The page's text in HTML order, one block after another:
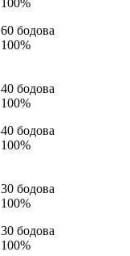
60 бодова
100%
40 бодова
100%
40 бодова
100%
30 бодова
100%
30 бодова
100%